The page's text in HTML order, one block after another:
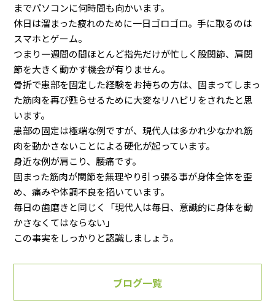
までパソコンに何時間も向かいます。
休日は溜まった疲れのために一日ゴロゴロ。手に取るのは
スマホとゲーム。
つまり一週間の間ほとんど指先だけが忙しく股関節、肩関
節を大きく動かす機会が有りません。
骨折で患部を固定した経験をお持ちの方は、固まってしまっ
た筋肉を再び甦らせるために大変なリハビリをされたと思
います。
患部の固定は極端な例ですが、現代人は多かれ少なかれ筋
肉を動かさないことによる硬化が起っています。
身近な例が肩こり、腰痛です。
固まった筋肉が関節を無理やり引っ張る事が身体全体を歪
め、痛みや体調不良を招いています。
毎日の歯磨きと同じく「現代人は毎日、意識的に身体を動
かさなくてはならない」
この事実をしっかりと認識しましょう。
ブログ一覧